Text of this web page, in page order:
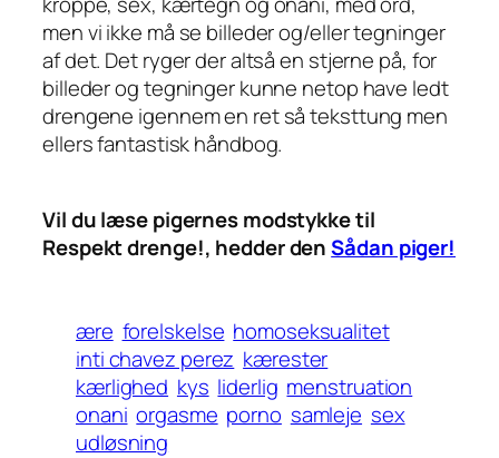
men vi ikke må se billeder og/eller tegninger
af det. Det ryger der altså en stjerne på, for
billeder og tegninger kunne netop have ledt
drengene igennem en ret så teksttung men
ellers fantastisk håndbog.
Vil du læse pigernes modstykke til
Respekt drenge!, hedder denSådan piger!
ære forelskelse homoseksualitet
inti chavez perez kærester
kærlighed kys liderlig menstruation
onani orgasme porno samleje sex
udløsning